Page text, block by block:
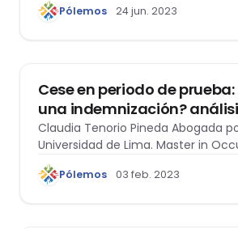
Pólemos 24 jun. 2023
Cese en periodo de
una indemnización?
jurisprudencial
Claudia Tenorio Pineda Abogada
Universidad de Lima. Master in
Safety and…
Pólemos 03 feb. 2023